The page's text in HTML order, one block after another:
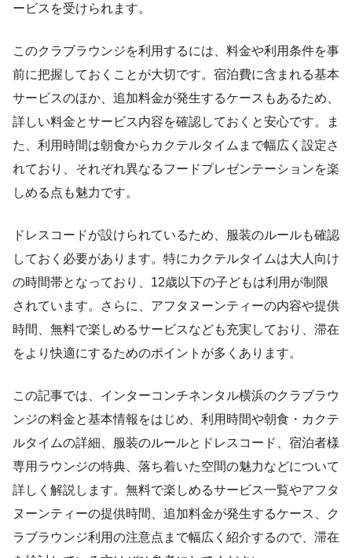
ービスを受けられます。
このクラブラウンジを利用するには、料金や利用条件を事
前に把握しておくことが大切です。宿泊費に含まれる基本
サービスのほか、追加料金が発生するケースもあるため、
詳しい料金とサービス内容を確認しておくと安心です。ま
た、利用時間は朝食からカクテルタイムまで幅広く設定さ
れており、それぞれ異なるフードプレゼンテーションを楽
しめる点も魅力です。
ドレスコードが設けられているため、服装のルールも確認
しておく必要があります。特にカクテルタイムは大人向け
の時間帯となっており、12歳以下の子どもは利用が制限
されています。さらに、アフタヌーンティーの内容や提供
時間、無料で楽しめるサービスなども充実しており、滞在
をより快適にするためのポイントが多くあります。
この記事では、インターコンチネンタル横浜のクラブラウ
ンジの料金と基本情報をはじめ、利用時間や朝食・カクテ
ルタイムの詳細、服装のルールとドレスコード、宿泊者様
専用ラウンジの特典、落ち着いた空間の魅力などについて
詳しく解説します。無料で楽しめるサービス一覧やアフタ
ヌーンティーの提供時間、追加料金が発生するケース、ク
ラブラウンジ利用の注意点まで幅広く紹介するので、滞在